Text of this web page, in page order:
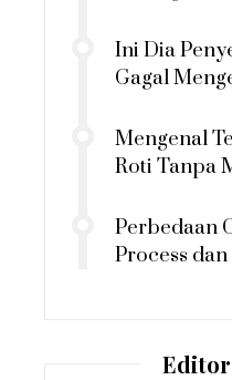
Ini Dia
Gagal
Mengenal
Roti Tanpa
Perbedaan
Process